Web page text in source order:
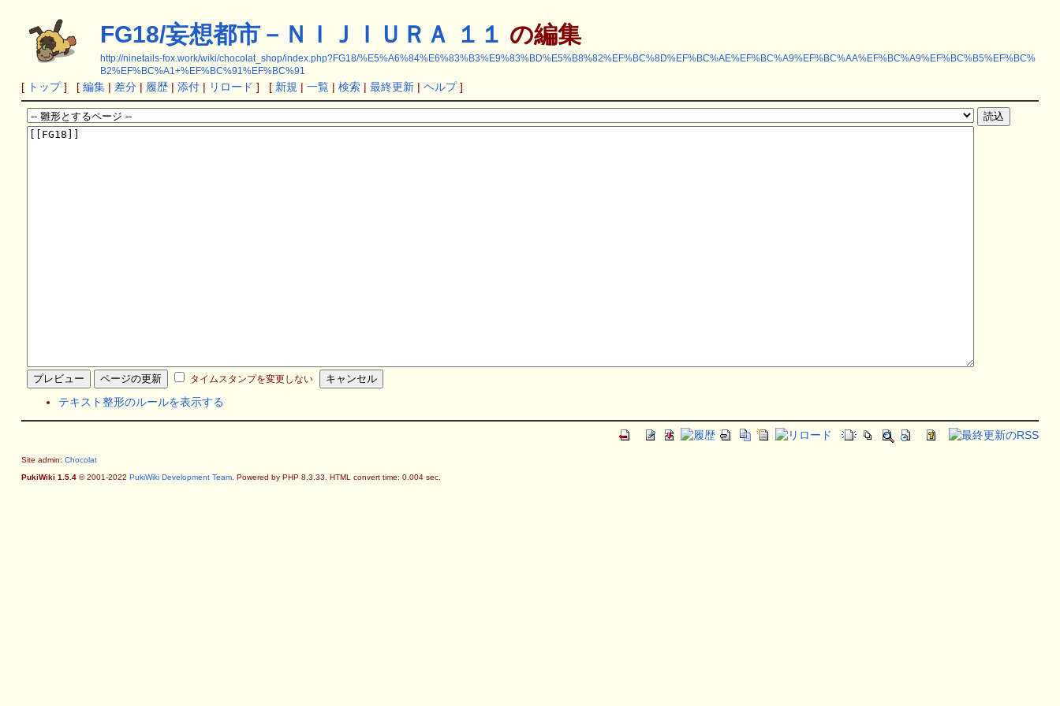
FG18/妄想都市－ＮＩＪＩＵＲＡ １１ の編集
http://ninetails-fox.work/wiki/chocolat_shop/index.php?FG18/%E5%A6%84%E6%83%B3%E9%83%BD%E5%B8%82%EF%BC%8D%EF%BC%AE%EF%BC%A9%EF%BC%AA%EF%BC%A9%EF%BC%B5%EF%BC%
B2%EF%BC%A1+%EF%BC%91%EF%BC%91
[ トップ] [ 編集| 差分| 履歴| 添付| リロード ] [ 新規 | 一覧| 検索| 最終更新| ヘルプ]
タイムスタンプを変更しない
テキスト整形のルールを表示する
Site admin: Chocolat
PukiWiki 1.5.4© 2001-2022 PukiWiki Development Team. Powered by PHP 8.3.33. HTML convert time: 0.004 sec.